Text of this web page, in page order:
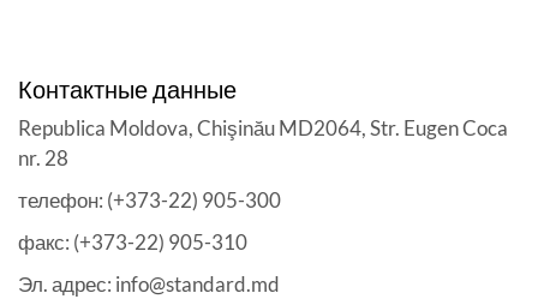
Контактные данные
Republica Moldova, Chişinău MD2064, Str. Eugen Coca
nr. 28
телефон: (+373-22) 905-300
факс: (+373-22) 905-310
Эл. адрес: info@standard.md